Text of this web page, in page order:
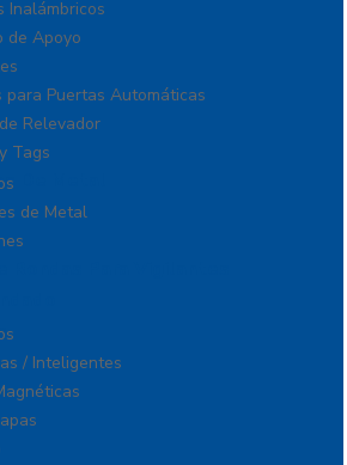
Inalámbricos
de Apoyo
para Puertas Automáticas
Relevador
Tags
De Metal
de Metal
Rondas Para Vigilantes
/ Inteligentes